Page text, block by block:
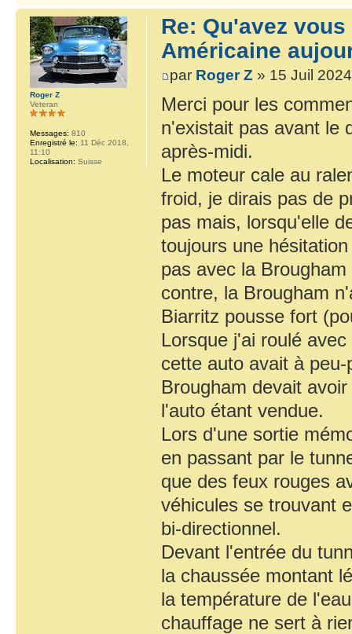
Re: Qu'avez
Américaine
par Roger Z » 15 Juil
Merci pour les
n'existait pas avant le
après-midi.
Le moteur cale au
froid, je dirais pas de
pas mais, lorsqu'elle
toujours une
pas avec la
contre, la Brougham
Biarritz pousse fort
Lorsque j'ai roulé
cette auto avait à
Brougham devait
l'auto étant vendue.
Lors d'une sortie
en passant par le
que des feux rouges
véhicules se trouvant
bi-directionnel.
Devant l'entrée du
la chaussée montant
la température de
chauffage ne sert à
Roger Z
Veteran
Messages: 810
Enregistré le: 11 Déc 2018,
11:10
Localisation: Suisse